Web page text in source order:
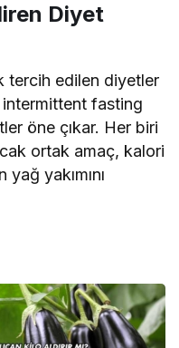
Diyet
tercih edilen diyetler
fasting
öne çıkar. Her biri
ortak amaç, kalori
yakımını